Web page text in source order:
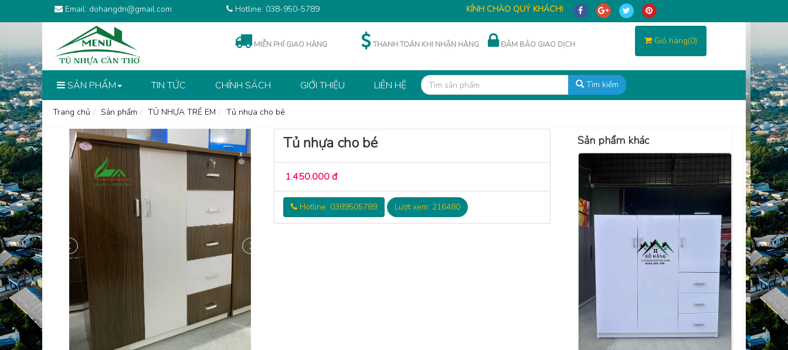
Email: dohangdn@gmail.com Hotline: 038-950-5789 KÍNH CHÀO QUÝ KHÁCH! CẢM ƠN QUÝ KHÁCH ĐÃ GHÉ THĂM VÀ ỦNG HỘ SẢN PHẨM
MIỄN PHÍ GIAO HÀNG THANH TOÁN KHI NHẬN HÀNG ĐẢM BẢO GIAO DỊCH Giỏ hàng(0)
SẢN PHẨM TIN TỨC CHÍNH SÁCH GIỚI THIỆU LIÊN HỆ Tìm kiếm
Trang chủ Sản phẩm TỦ NHỰA TRẺ EM Tủ nhựa cho bé
Tủ nhựa cho bé
1.450.000 đ
Hotline: 0389505789 Lượt xem: 216480
Sản phẩm khác